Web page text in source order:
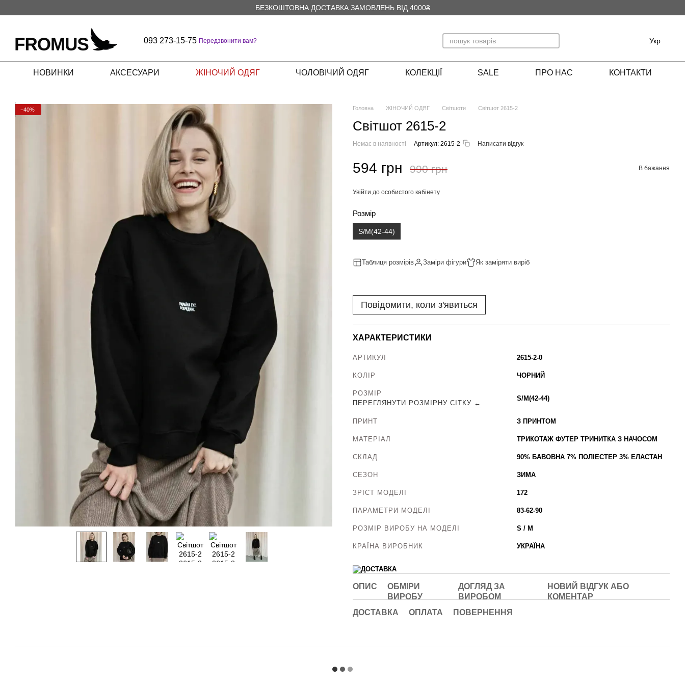
БЕЗКОШТОВНА ДОСТАВКА ЗАМОВЛЕНЬ ВІД 4000₴
093 273-15-75 Передзвонити вам? Укр
НОВИНКИ АКСЕСУАРИ ЖІНОЧИЙ ОДЯГ ЧОЛОВІЧИЙ ОДЯГ КОЛЕКЦІЇ SALE ПРО НАС КОНТАКТИ
−40% Головна ЖІНОЧИЙ ОДЯГ Світшоти Світшот 2615-2
Світшот 2615-2
Немає в наявності Артикул: 2615-2 Написати відгук
594 грн 990 грн В бажання
Увійти до особистого кабінету
Розмір
S/M(42-44)
Таблиця розмірів Заміри фігури Як заміряти виріб
Повідомити, коли з'явиться
ХАРАКТЕРИСТИКИ
АРТИКУЛ 2615-2-0
КОЛІР ЧОРНИЙ
РОЗМІР
ПЕРЕГЛЯНУТИ РОЗМІРНУ СІТКУ ←
S/M(42-44)
ПРИНТ З ПРИНТОМ
МАТЕРІАЛ ТРИКОТАЖ ФУТЕР ТРИНИТКА З НАЧОСОМ
СКЛАД 90% БАВОВНА 7% ПОЛІЕСТЕР 3% ЕЛАСТАН
СЕЗОН ЗИМА
ЗРІСТ МОДЕЛІ 172
ПАРАМЕТРИ МОДЕЛІ 83-62-90
РОЗМІР ВИРОБУ НА МОДЕЛІ S / M
КРАЇНА ВИРОБНИК УКРАЇНА
ОПИС
ОБМІРИ
ВИРОБУ
ДОГЛЯД ЗА
ВИРОБОМ
НОВИЙ ВІДГУК АБО
КОМЕНТАР
ДОСТАВКА
ОПЛАТА ПОВЕРНЕННЯ